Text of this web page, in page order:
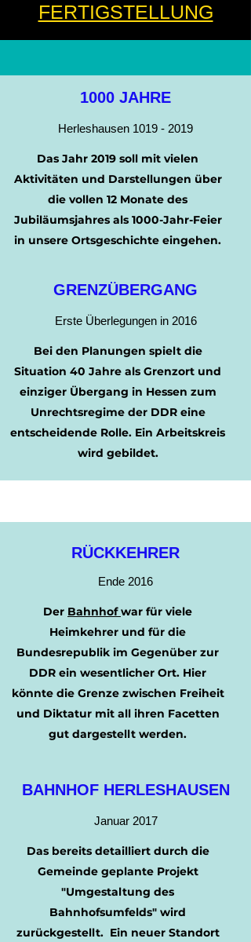
FERTIGSTELLUNG
2016 – 2022
1000 JAHRE
Herleshausen 1019 - 2019
Das Jahr 2019 soll mit vielen
Aktivitäten und Darstellungen über
die vollen 12 Monate des
Jubiläumsjahres als 1000-Jahr-Feier
in unsere Ortsgeschichte eingehen.
GRENZÜBERGANG
Erste Überlegungen in 2016
Bei den Planungen spielt die
Situation 40 Jahre als Grenzort und
einziger Übergang in Hessen zum
Unrechtsregime der DDR eine
entscheidende Rolle. Ein Arbeitskreis
wird gebildet.
RÜCKKEHRER
Ende 2016
Der Bahnhofwar für viele
Heimkehrer und für die
Bundesrepublik im Gegenüber zur
DDR ein wesentlicher Ort. Hier
könnte die Grenze zwischen Freiheit
und Diktatur mit all ihren Facetten
gut dargestellt werden.
BAHNHOF HERLESHAUSEN
Januar 2017
Das bereits detailliert durch die
Gemeinde geplante Projekt
"Umgestaltung des
Bahnhofsumfelds" wird
zurückgestellt. Ein neuer Standort